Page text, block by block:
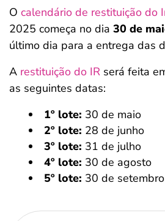
O calendário de restituição do
2025 começa no dia 30 de
último dia para a entrega das
A restituição do IR será feita
as seguintes datas:
1º lote: 30 de maio
2º lote: 28 de junho
3º lote: 31 de julho
4º lote: 30 de agosto
5º lote: 30 de setembro